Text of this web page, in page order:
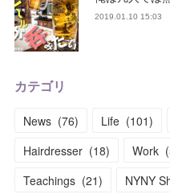
2019.01.10 15:03
カテゴリ
News (76) Life (101)
Hairdresser (18) Work (
Teachings (21) NYNY